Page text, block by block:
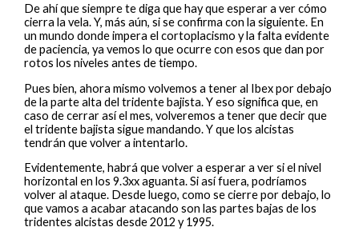
De ahí que siempre te diga que hay que esperar a ver cómo
cierra la vela. Y, más aún, si se confirma con la siguiente. En
un mundo donde impera el cortoplacismo y la falta evidente
de paciencia, ya vemos lo que ocurre con esos que dan por
rotos los niveles antes de tiempo.
Pues bien, ahora mismo volvemos a tener al Ibex por debajo
de la parte alta del tridente bajista. Y eso significa que, en
caso de cerrar así el mes, volveremos a tener que decir que
el tridente bajista sigue mandando. Y que los alcistas
tendrán que volver a intentarlo.
Evidentemente, habrá que volver a esperar a ver si el nivel
horizontal en los 9.3xx aguanta. Si así fuera, podríamos
volver al ataque. Desde luego, como se cierre por debajo, lo
que vamos a acabar atacando son las partes bajas de los
tridentes alcistas desde 2012 y 1995.